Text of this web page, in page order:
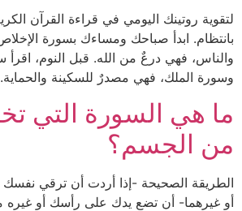
لتقوية روتينك اليومي في قراءة القرآن
بانتظام. ابدأ صباحك ومساءك بسورة
والناس، فهي درعٌ من الله. قبل النوم، اقرأ
وسورة الملك، فهي مصدرٌ للسكينة والحماية.
ما هي السورة التي
من الجسم؟
الطريقة الصحيحة -إذا أردت أن ترقي
أو غيرهما- أن تضع يدك على رأسك أو